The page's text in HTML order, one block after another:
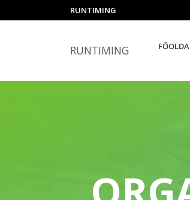
RUNTIMING
RUNTIMING